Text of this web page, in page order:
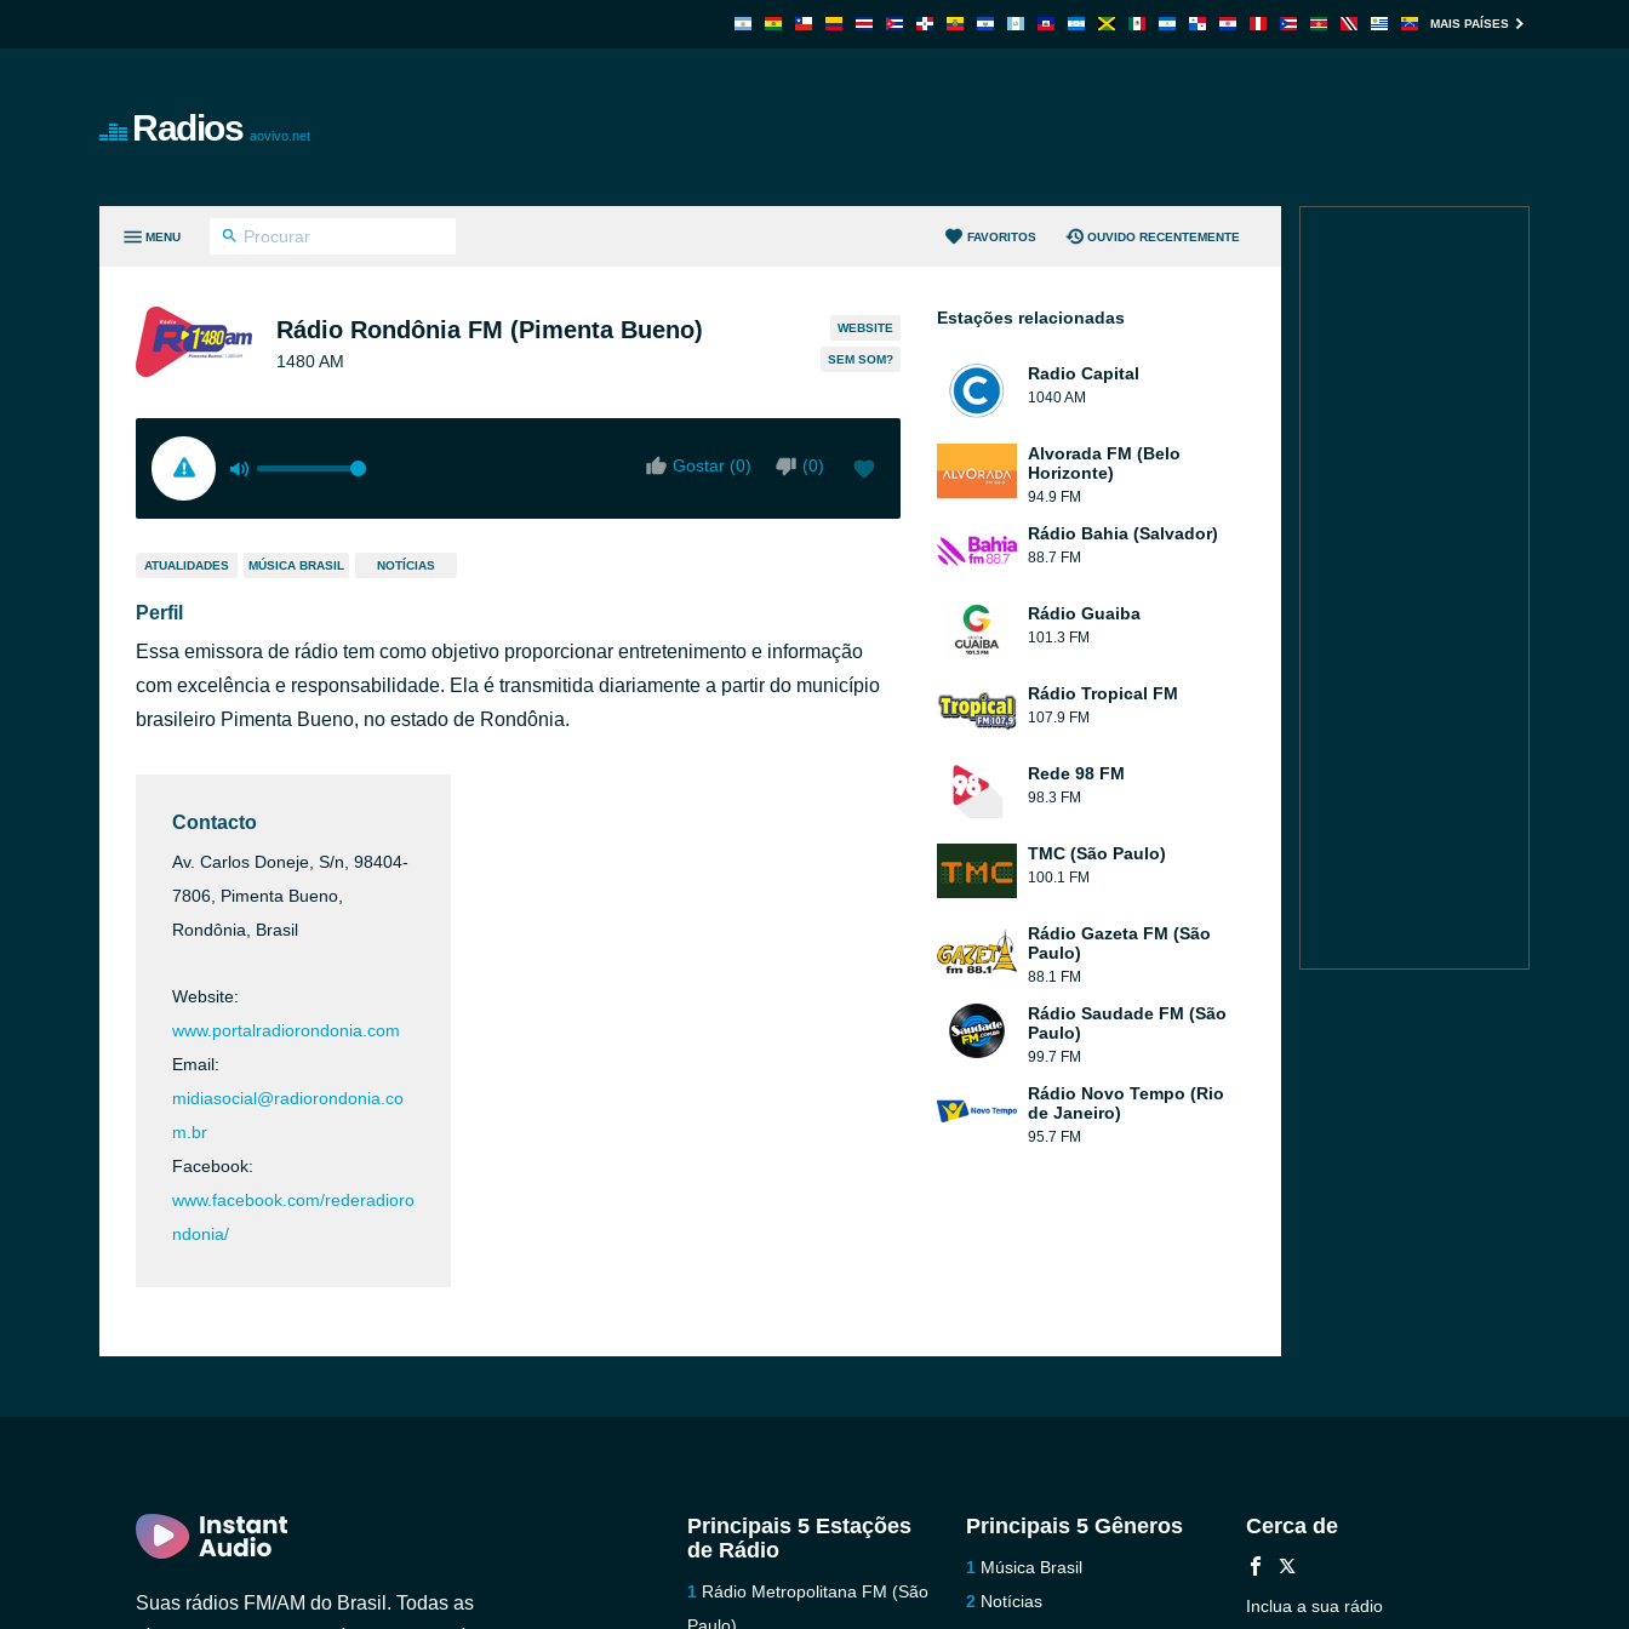
MAIS PAÍSES
Radios aovivo.net
MENU FAVORITOS OUVIDO RECENTEMENTE
Rádio Rondônia FM (Pimenta Bueno)
1480 AM
WEBSITE
SEM SOM?
Gostar (0) (0)
ATUALIDADES MÚSICA BRASIL NOTÍCIAS
Perfil
Essa emissora de rádio tem como objetivo proporcionar entretenimento e informação
com excelência e responsabilidade. Ela é transmitida diariamente a partir do município
brasileiro Pimenta Bueno, no estado de Rondônia.
Contacto
Av. Carlos Doneje, S/n, 98404-
7806, Pimenta Bueno,
Rondônia, Brasil
Website:
www.portalradiorondonia.com
Email:
midiasocial@radiorondonia.co
m.br
Facebook:
www.facebook.com/rederadioro
ndonia/
Estações relacionadas
Radio Capital
1040 AM
Alvorada FM (Belo
Horizonte)
94.9 FM
Rádio Bahia (Salvador)
88.7 FM
Rádio Guaiba
101.3 FM
Rádio Tropical FM
107.9 FM
Rede 98 FM
98.3 FM
TMC (São Paulo)
100.1 FM
Rádio Gazeta FM (São
Paulo)
88.1 FM
Rádio Saudade FM (São
Paulo)
99.7 FM
Rádio Novo Tempo (Rio
de Janeiro)
95.7 FM
Suas rádios FM/AM do Brasil. Todas as
Principais 5 Estações
de Rádio
Rádio Metropolitana FM (São
Principais 5 Gêneros
Música Brasil
Notícias
Cerca de
Inclua a sua rádio